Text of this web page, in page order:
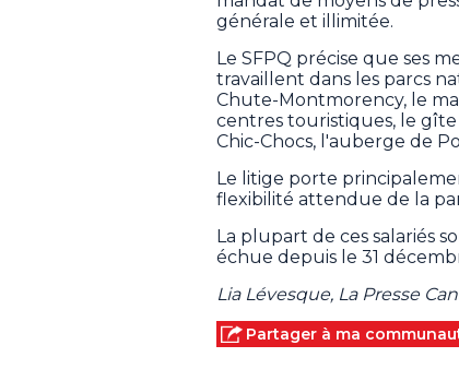
générale et illimitée.
Le SFPQ précise que ses
travaillent dans les parcs
Chute-Montmorency, le
centres touristiques, le
Chic-Chocs, l'auberge de
Le litige porte
flexibilité attendue de la
La plupart de ces salariés
échue depuis le 31
Lia Lévesque, La Presse
Partager à ma